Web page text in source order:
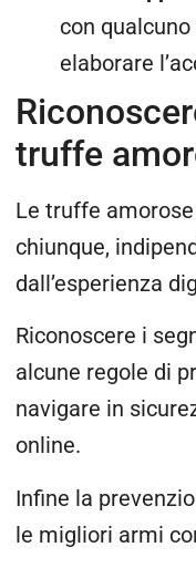
con
elaborare
truffe
Le truffe
chiunque,
dall’esperienza
Riconoscere i
alcune regole di
navigare in
online.
Infine la
le migliori armi